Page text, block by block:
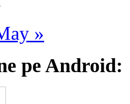
»
pe Android: